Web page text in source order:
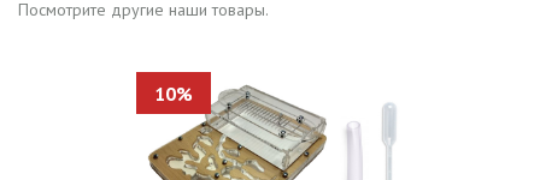
Посмотрите другие наши товары.
10%